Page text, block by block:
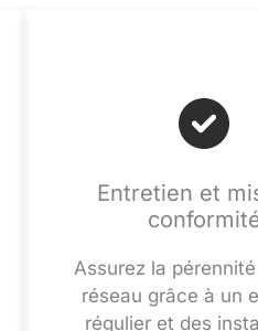
Entretien et
Assurez la
réseau grâce à un
régulier et des